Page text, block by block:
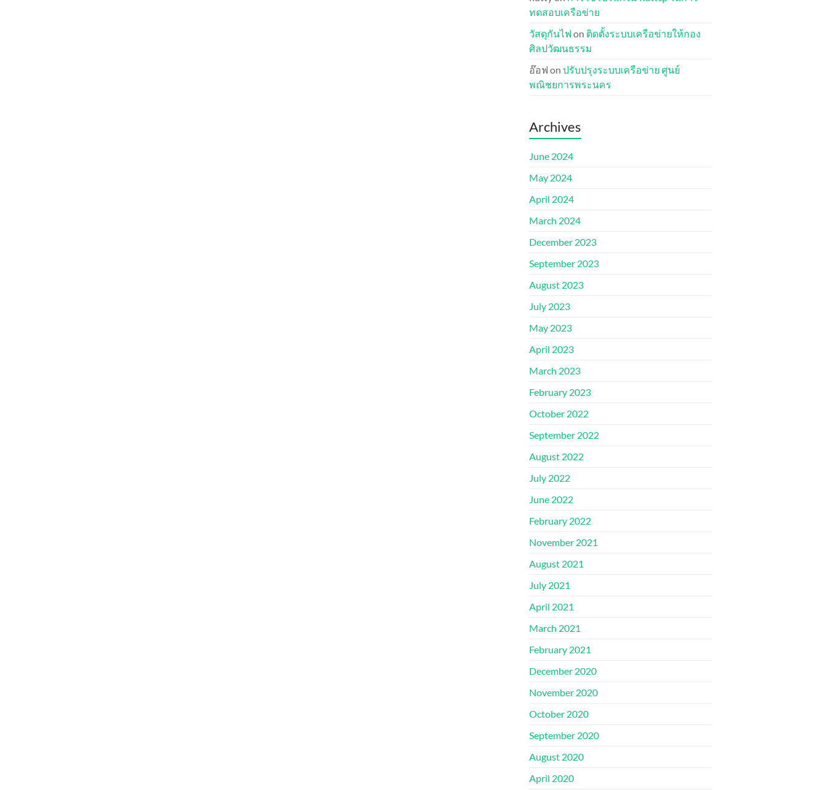
ทดสอบเครือข่าย
วัสดุกันไฟ on ติดตั้งระบบเครือข่ายให้กอง
ศิลปวัฒนธรรม
อ๊อฟ on ปรับปรุงระบบเครือข่าย ศูนย์
พณิชยการพระนคร
Archives
June 2024
May 2024
April 2024
March 2024
December 2023
September 2023
August 2023
July 2023
May 2023
April 2023
March 2023
February 2023
October 2022
September 2022
August 2022
July 2022
June 2022
February 2022
November 2021
August 2021
July 2021
April 2021
March 2021
February 2021
December 2020
November 2020
October 2020
September 2020
August 2020
April 2020